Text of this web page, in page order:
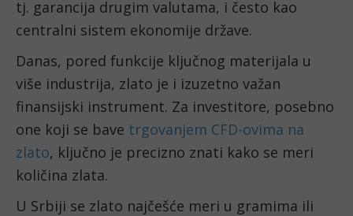
tj. garancija drugim valutama, i često kao
centralni sistem ekonomije države.
Danas, pored funkcije ključnog materijala u
više industrija, zlato je i izuzetno važan
finansijski instrument. Za investitore, posebno
one koji se bave trgovanjem CFD-ovima na
zlato, ključno je precizno znati kako se meri
količina zlata.
U Srbiji se zlato najčešće meri u gramima ili